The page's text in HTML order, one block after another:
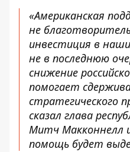
«Американская
не
инвестиция в
не в последнюю
снижение
помогает
стратегического
сказал глава
Митч Макконнелл
помощь будет